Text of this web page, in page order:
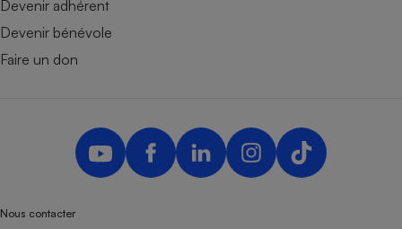
Devenir adhérent
Devenir bénévole
Faire un don
Nous contacter